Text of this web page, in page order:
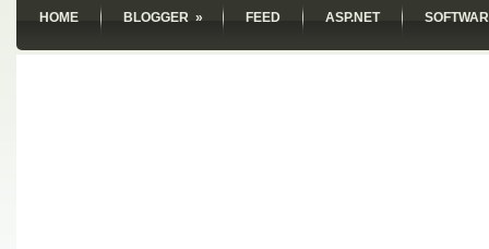
HOME BLOGGER » FEED ASP.NET